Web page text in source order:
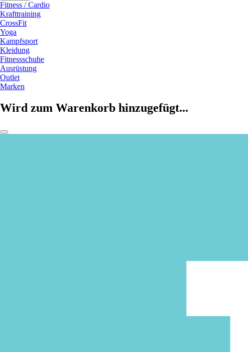
Fitness / Cardio
Krafttraining
CrossFit
Yoga
Kampfsport
Kleidung
Fitnessschuhe
Ausrüstung
Outlet
Marken
Wird zum Warenkorb hinzugefügt...